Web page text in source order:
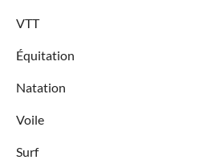
VTT
Équitation
Natation
Voile
Surf